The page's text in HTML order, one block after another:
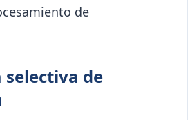
de
selectiva de